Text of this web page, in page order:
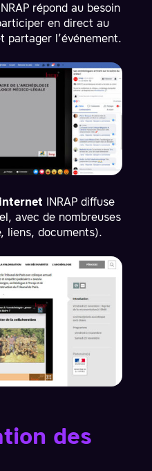
répond au besoin
en direct au
partager l’événement.
INRAP diffuse
avec de nombreuses
liens, documents).
des